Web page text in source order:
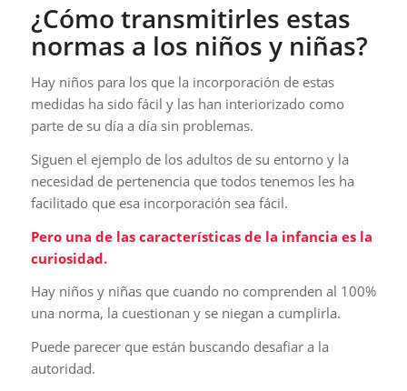
¿Cómo transmitirles estas
normas a los niños y niñas?
Hay niños para los que la incorporación de estas
medidas ha sido fácil y las han interiorizado como
parte de su día a día sin problemas.
Siguen el ejemplo de los adultos de su entorno y la
necesidad de pertenencia que todos tenemos les ha
facilitado que esa incorporación sea fácil.
Pero una de las características de la infancia es la
curiosidad.
Hay niños y niñas que cuando no comprenden al 100%
una norma, la cuestionan y se niegan a cumplirla.
Puede parecer que están buscando desafiar a la
autoridad.